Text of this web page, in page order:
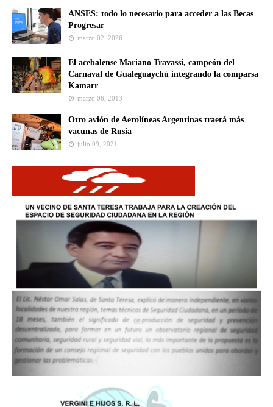
ANSES: todo lo necesario para acceder a las Becas
Progresar
marzo 02, 2026
El acebalense Mariano Travassi, campeón del
Carnaval de Gualeguaychú integrando la comparsa
Kamarr
marzo 06, 2013
Otro avión de Aerolíneas Argentinas traerá más
vacunas de Rusia
julio 09, 2021